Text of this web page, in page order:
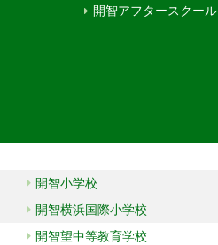
開智アフタースクール
開智小学校
開智横浜国際小学校
開智望中等教育学校